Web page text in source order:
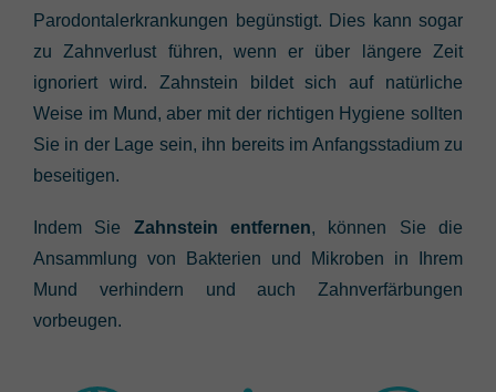
Parodontalerkrankungen begünstigt. Dies kann sogar
zu Zahnverlust führen, wenn er über längere Zeit
ignoriert wird. Zahnstein bildet sich auf natürliche
Weise im Mund, aber mit der richtigen Hygiene sollten
Sie in der Lage sein, ihn bereits im Anfangsstadium zu
beseitigen.
Indem Sie Zahnstein entfernen, können Sie die
Ansammlung von Bakterien und Mikroben in Ihrem
Mund verhindern und auch Zahnverfärbungen
vorbeugen.